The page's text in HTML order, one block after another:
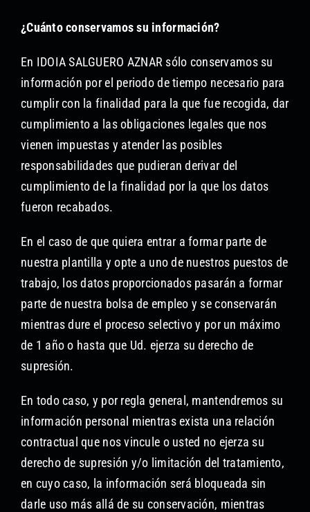
¿Cuánto conservamos su información?
En IDOIA SALGUERO AZNAR sólo conservamos su
información por el periodo de tiempo necesario para
cumplir con la finalidad para la que fue recogida, dar
cumplimiento a las obligaciones legales que nos
vienen impuestas y atender las posibles
responsabilidades que pudieran derivar del
cumplimiento de la finalidad por la que los datos
fueron recabados.
En el caso de que quiera entrar a formar parte de
nuestra plantilla y opte a uno de nuestros puestos de
trabajo, los datos proporcionados pasarán a formar
parte de nuestra bolsa de empleo y se conservarán
mientras dure el proceso selectivo y por un máximo
de 1 año o hasta que Ud. ejerza su derecho de
supresión.
En todo caso, y por regla general, mantendremos su
información personal mientras exista una relación
contractual que nos vincule o usted no ejerza su
derecho de supresión y/o limitación del tratamiento,
en cuyo caso, la información será bloqueada sin
darle uso más allá de su conservación, mientras